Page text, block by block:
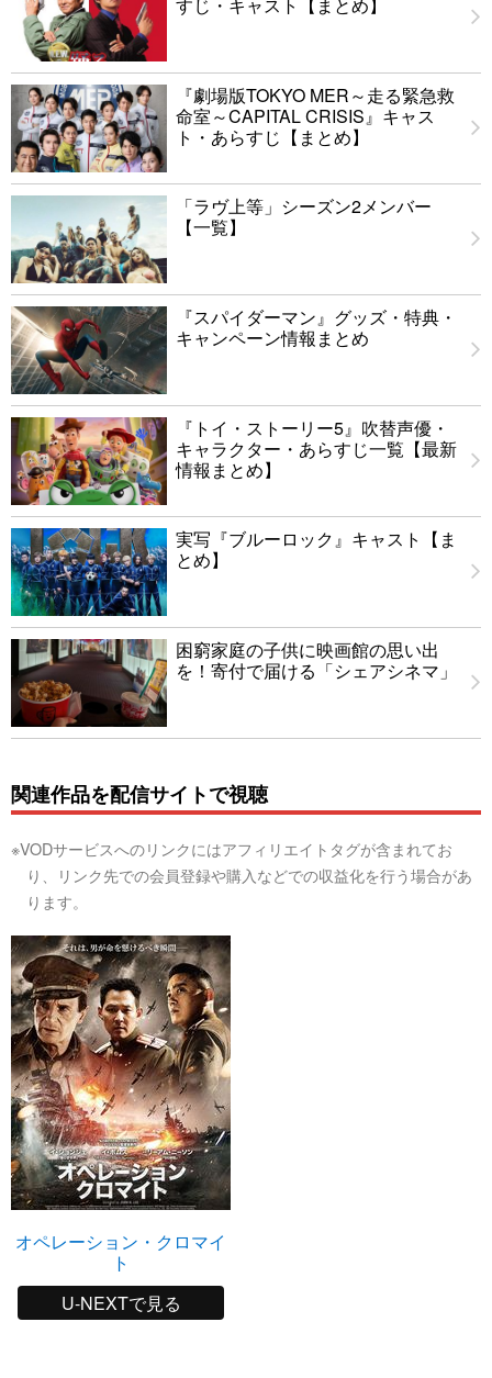
すじ・キャスト【まとめ】
『劇場版TOKYO MER～走る緊急救
命室～CAPITAL CRISIS』キャス
ト・あらすじ【まとめ】
「ラヴ上等」シーズン2メンバー
【一覧】
『スパイダーマン』グッズ・特典・
キャンペーン情報まとめ
『トイ・ストーリー5』吹替声優・
キャラクター・あらすじ一覧【最新
情報まとめ】
実写『ブルーロック』キャスト【ま
とめ】
困窮家庭の子供に映画館の思い出
を！寄付で届ける「シェアシネマ」
関連作品を配信サイトで視聴
※VODサービスへのリンクにはアフィリエイトタグが含まれてお
り、リンク先での会員登録や購入などでの収益化を行う場合があ
ります。
オペレーション・クロマイ
ト
U-NEXTで見る